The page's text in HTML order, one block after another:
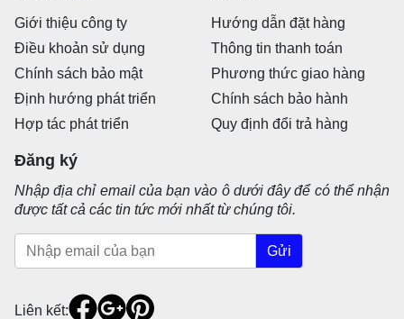
Giới thiệu công ty
Điều khoản sử dụng
Chính sách bảo mật
Định hướng phát triển
Hợp tác phát triển
Hướng dẫn đặt hàng
Thông tin thanh toán
Phương thức giao hàng
Chính sách bảo hành
Quy định đổi trả hàng
Đăng ký
Nhập địa chỉ email của bạn vào ô dưới đây để có thể nhận
được tất cả các tin tức mới nhất từ chúng tôi.
Gửi
Liên kết: